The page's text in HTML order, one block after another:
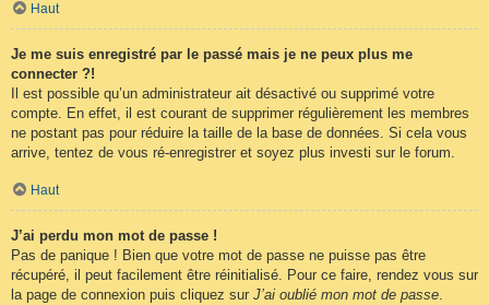
Haut
Je me suis enregistré par le passé mais je ne peux plus me
connecter ?!
Il est possible qu’un administrateur ait désactivé ou supprimé votre
compte. En effet, il est courant de supprimer régulièrement les membres
ne postant pas pour réduire la taille de la base de données. Si cela vous
arrive, tentez de vous ré-enregistrer et soyez plus investi sur le forum.
Haut
J’ai perdu mon mot de passe !
Pas de panique ! Bien que votre mot de passe ne puisse pas être
récupéré, il peut facilement être réinitialisé. Pour ce faire, rendez vous sur
la page de connexion puis cliquez sur J’ai oublié mon mot de passe.